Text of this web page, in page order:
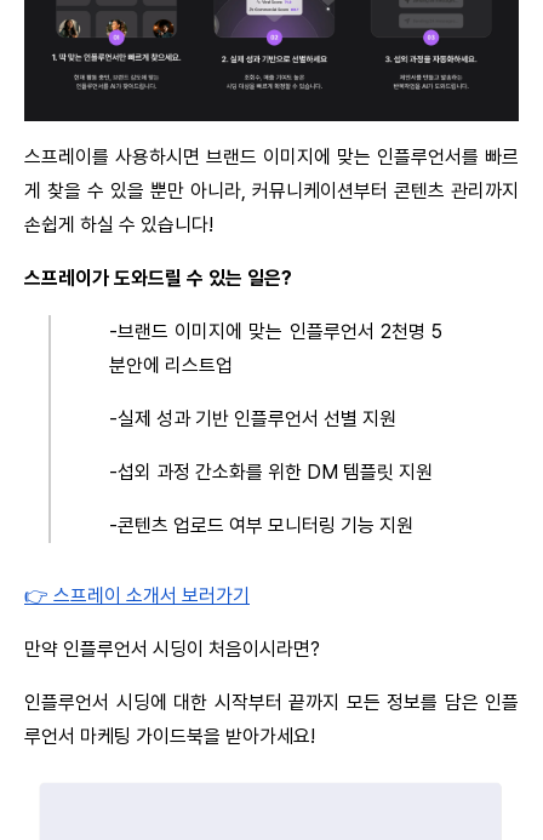
스프레이를 사용하시면 브랜드 이미지에 맞는 인플루언서를 빠르
게 찾을 수 있을 뿐만 아니라, 커뮤니케이션부터 콘텐츠 관리까지
손쉽게 하실 수 있습니다!
스프레이가 도와드릴 수 있는 일은?
-브랜드 이미지에 맞는 인플루언서 2천명 5
분안에 리스트업
-실제 성과 기반 인플루언서 선별 지원
-섭외 과정 간소화를 위한 DM 템플릿 지원
-콘텐츠 업로드 여부 모니터링 기능 지원
👉 스프레이 소개서 보러가기
만약 인플루언서 시딩이 처음이시라면?
인플루언서 시딩에 대한 시작부터 끝까지 모든 정보를 담은 인플
루언서 마케팅 가이드북을 받아가세요!